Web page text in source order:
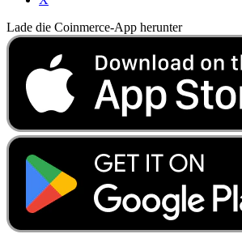
Lade die Coinmerce-App herunter